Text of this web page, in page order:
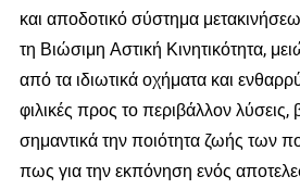
και αποδοτικό σύστημα
τη Βιώσιμη Αστική Κινητικότητα,
από τα ιδιωτικά οχήματα και
φιλικές προς το περιβάλλον λύσεις,
σημαντικά την ποιότητα ζωής των
πως για την εκπόνηση ενός